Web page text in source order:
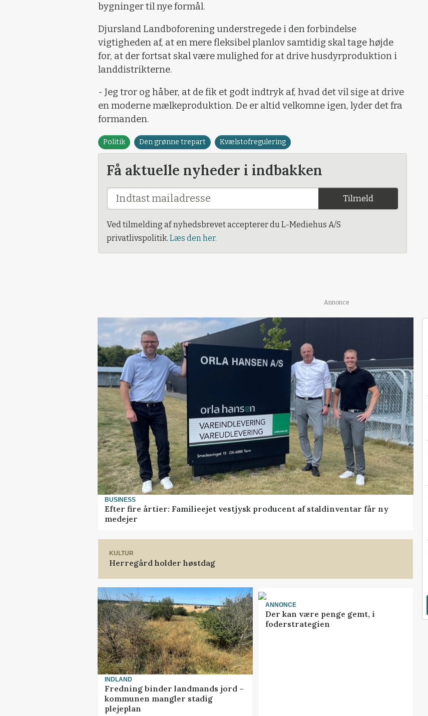
bygninger til nye formål.
Djursland Landboforening understregede i den forbindelse
vigtigheden af, at en mere fleksibel planlov samtidig skal tage højde
for, at der fortsat skal være mulighed for at drive husdyrproduktion i
landdistrikterne.
- Jeg tror og håber, at de fik et godt indtryk af, hvad det vil sige at drive
en moderne mælkeproduktion. De er altid velkomne igen, lyder det fra
formanden.
Politik Den grønne trepart Kvælstofregulering
Få aktuelle nyheder i indbakken
Tilmeld
Ved tilmelding af nyhedsbrevet accepterer du L-Mediehus A/S
privatlivspolitik. Læs den her.
Annonce
BUSINESS
Efter fire årtier: Familieejet vestjysk producent af staldinventar får ny
medejer
KULTUR
Herregård holder høstdag
INDLAND
Fredning binder landmands jord –
kommunen mangler stadig
plejeplan
ANNONCE
Der kan være penge gemt, i
foderstrategien